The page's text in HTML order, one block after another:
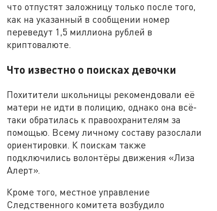
что отпустят заложницу только после того,
как на указанный в сообщении номер
переведут 1,5 миллиона рублей в
криптовалюте.
Что известно о поисках девочки
Похитители школьницы рекомендовали её
матери не идти в полицию, однако она всë-
таки обратилась к правоохранителям за
помощью. Всему личному составу разослали
ориентировки. К поискам также
подключились волонтëры движения «Лиза
Алерт».
Кроме того, местное управление
Следственного комитета возбудило